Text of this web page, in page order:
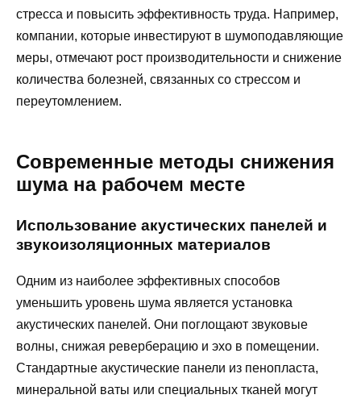
стресса и повысить эффективность труда. Например,
компании, которые инвестируют в шумоподавляющие
меры, отмечают рост производительности и снижение
количества болезней, связанных со стрессом и
переутомлением.
Современные методы снижения
шума на рабочем месте
Использование акустических панелей и
звукоизоляционных материалов
Одним из наиболее эффективных способов
уменьшить уровень шума является установка
акустических панелей. Они поглощают звуковые
волны, снижая реверберацию и эхо в помещении.
Стандартные акустические панели из пенопласта,
минеральной ваты или специальных тканей могут